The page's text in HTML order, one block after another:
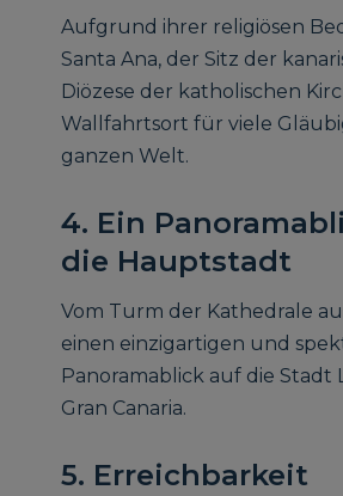
Aufgrund ihrer religiösen
Santa Ana, der Sitz der
Diözese der katholischen
Wallfahrtsort für viele
ganzen Welt.
4. Ein
die Hauptstadt
Vom Turm der Kathedrale
einen einzigartigen und
Panoramablick auf die Stadt
Gran Canaria.
5. Erreichbarkeit